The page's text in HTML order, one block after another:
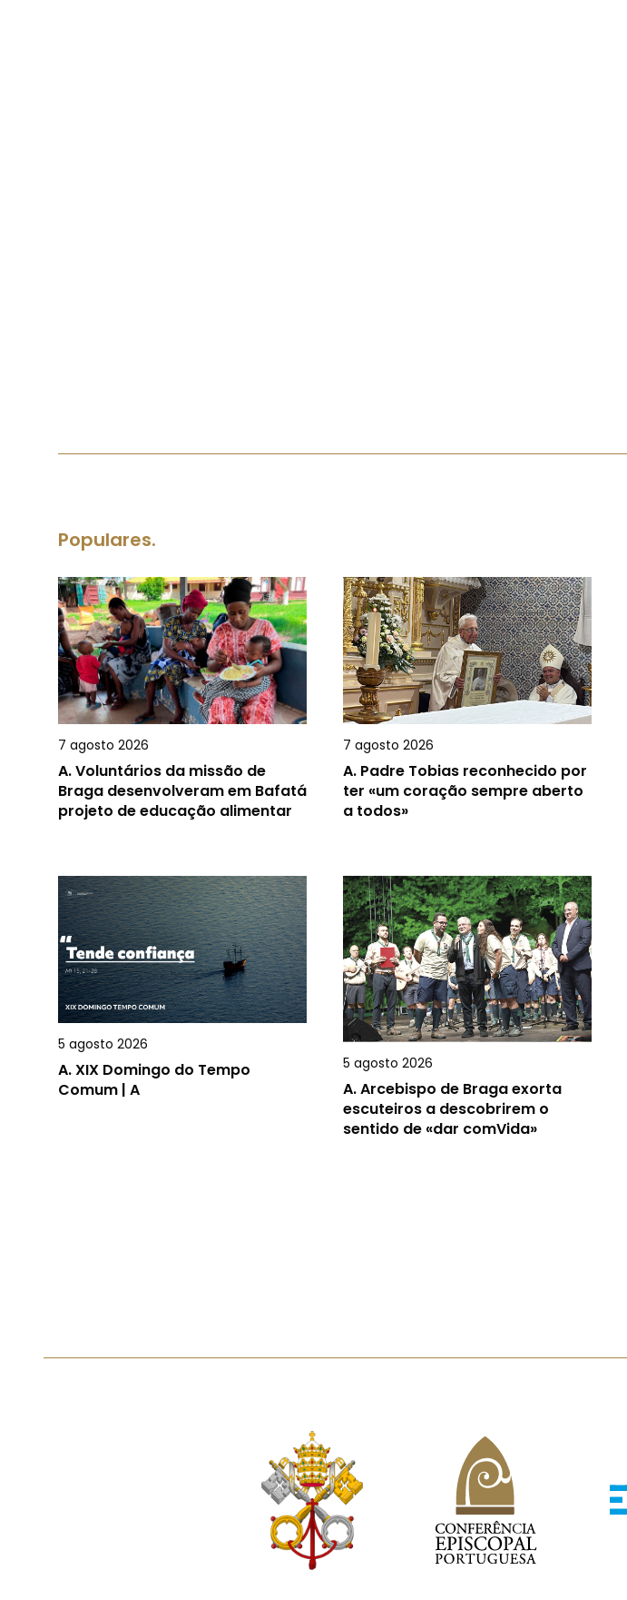
Populares.
7 agosto 2026
A.Voluntários da missão de
Braga desenvolveram em Bafatá
projeto de educação alimentar
7 agosto 2026
A. Padre Tobias reconhecido por
ter «um coração sempre aberto
a todos»
5 agosto 2026
A.XIX Domingo do Tempo
Comum | A
5 agosto 2026
A.Arcebispo de Braga exorta
escuteiros a descobrirem o
sentido de «dar comVida»